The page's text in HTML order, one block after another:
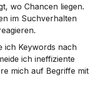
wo Chancen liegen.
im Suchverhalten
ich Keywords nach
ich ineffiziente
mich auf Begriffe mit